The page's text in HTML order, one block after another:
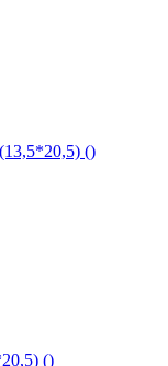
()
()